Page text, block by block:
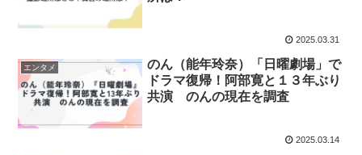
2025.03.31
エンタメ
のん（能年玲奈）「日曜劇場」で
ドラマ復帰！阿部寛と１３年ぶり
共演 のんの現在を調査
2025.03.14